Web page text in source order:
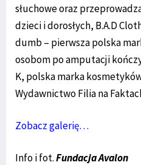
słuchowe oraz
dzieci i dorosłych, B.A.D
dumb – pierwsza polska
osobom po amputacji
K, polska marka
Wydawnictwo Filia na
Zobacz galerię…
Info i fot.Fundacja Avalon